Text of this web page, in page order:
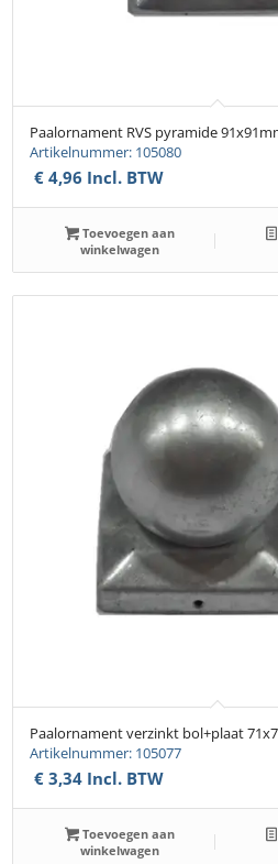
Paalornament RVS pyramide
Artikelnummer: 105080
€ 4,96 Incl. BTW
Toevoegen aan
winkelwagen
Paalornament verzinkt bol+plaat
Artikelnummer: 105077
€ 3,34 Incl. BTW
Toevoegen aan
winkelwagen